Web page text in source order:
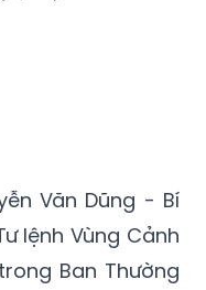
Văn Dũng - Bí
lệnh Vùng Cảnh
Ban Thường